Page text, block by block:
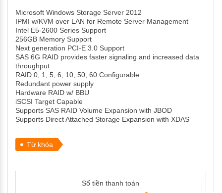
Microsoft Windows Storage Server 2012
IPMI w/KVM over LAN for Remote Server Management
Intel E5-2600 Series Support
256GB Memory Support
Next generation PCI-E 3.0 Support
SAS 6G RAID provides faster signaling and increased data
throughput
RAID 0, 1, 5, 6, 10, 50, 60 Configurable
Redundant power supply
Hardware RAID w/ BBU
iSCSI Target Capable
Supports SAS RAID Volume Expansion with JBOD
Supports Direct Attached Storage Expansion with XDAS
Từ khóa
Số tiền thanh toán